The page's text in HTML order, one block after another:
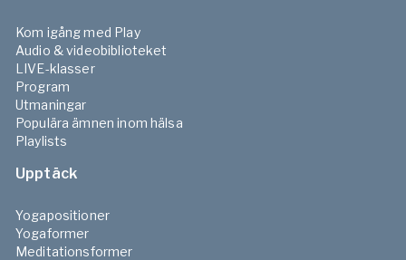
Kom igång med Play
Audio & videobiblioteket
LIVE-klasser
Program
Utmaningar
Populära ämnen inom hälsa
Playlists
Upptäck
Yogapositioner
Yogaformer
Meditationsformer